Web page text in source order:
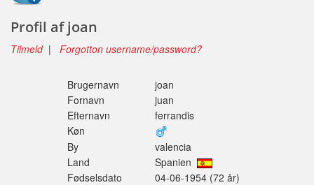
Profil af joan
Tilmeld| Forgotton username/password?
Brugernavn
joan
Fornavn
juan
Efternavn
ferrandis
Køn
By
valencia
Land
Spanien
Fødselsdato
04-06-1954 (72 år)